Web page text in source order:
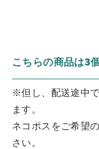
こちらの商品は3
※但し、配送途中
ます。
ネコポスをご希望
さい。